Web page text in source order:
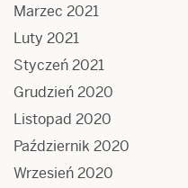
Marzec 2021
Luty 2021
Styczeń 2021
Grudzień 2020
Listopad 2020
Październik 2020
Wrzesień 2020